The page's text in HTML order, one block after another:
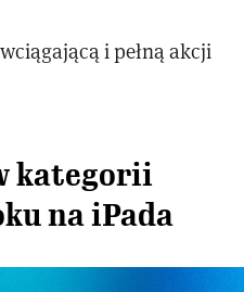
i pełną akcji
kategorii
na iPada